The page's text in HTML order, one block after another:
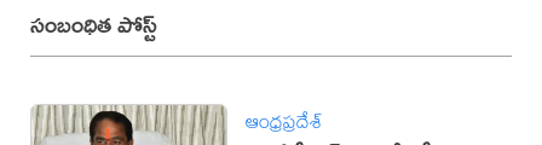
సంబంధిత పోస్ట్
ఆంధ్రప్రదేశ్